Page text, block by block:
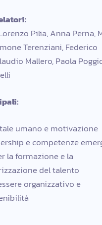
Pilia, Anna Perna,
Terenziani, Federico
Mallero, Paola
umano e motivazione
e competenze
la formazione e la
del talento
organizzativo e